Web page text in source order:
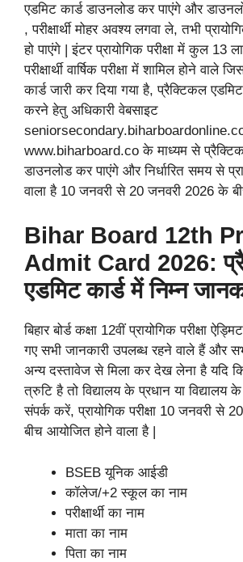
एडमिट कार्ड डाउनलोड कर पाएंगे और
, परीक्षार्थी मोहर अवश्य लगवा ले, तभी
हो पाएंगे | इंटर प्रायोगिक परीक्षा में कुल 13
परीक्षार्थी वार्षिक परीक्षा में शामिल होने वाले
कार्ड जारी कर दिया गया है, प्रैक्टिकल
करने हेतु अधिकारी वेबसाइट
www.biharboard.co के माध्यम से
डाउनलोड कर पाएंगे और निर्धारित समय से
वाला है 10 जनवरी से 20 जनवरी 2026 के
Bihar Board 12th
Admit Card 2026:
एडमिट कार्ड में निम्न
बिहार बोर्ड कक्षा 12वीं प्रायोगिक परीक्षा
गए सभी जानकारी उपलब्ध रहने वाले हैं और
अन्य दस्तावेज से मिला कर देख लेना है यदि
त्रुटि है तो विद्यालय के प्रधान या विद्यालय
संपर्क करें, प्रायोगिक परीक्षा 10 जनवरी से
बीच आयोजित होने वाला है |
BSEB यूनिक आईडी
कॉलेज/+2 स्कूल का नाम
परीक्षार्थी का नाम
माता का नाम
पिता का नाम